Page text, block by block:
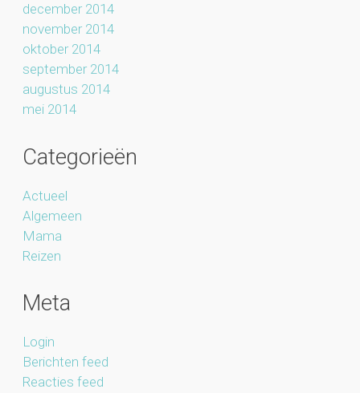
december 2014
november 2014
oktober 2014
september 2014
augustus 2014
mei 2014
Categorieën
Actueel
Algemeen
Mama
Reizen
Meta
Login
Berichten feed
Reacties feed